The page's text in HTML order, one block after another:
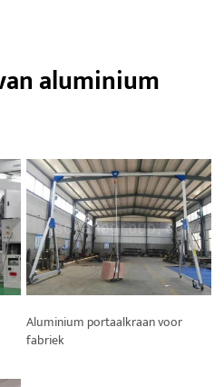
aluminium
Aluminium portaalkraan voor
fabriek